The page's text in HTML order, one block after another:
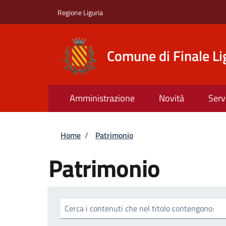
Regione Liguria
Comune di Finale
Amministrazione Novità
Briciole di pane
Home / Patrimonio
Patrimonio
Cerca i contenuti che nel titolo contengono: